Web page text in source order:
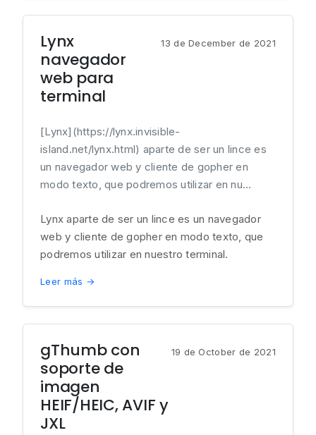
Lynx
navegador
web para
terminal
13 de December de 2021
[Lynx](https://lynx.invisible-
island.net/lynx.html) aparte de ser un lince es
un navegador web y cliente de gopher en
modo texto, que podremos utilizar en nu...
Lynx aparte de ser un lince es un navegador
web y cliente de gopher en modo texto, que
podremos utilizar en nuestro terminal.
Leer más →
gThumb con
soporte de
imagen
HEIF/HEIC, AVIF y
JXL
19 de October de 2021